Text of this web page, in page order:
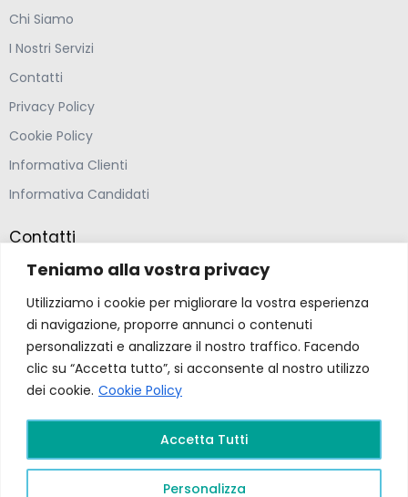
Teniamo alla vostra privacy
Utilizziamo i cookie per migliorare la vostra esperienza
di navigazione, proporre annunci o contenuti
personalizzati e analizzare il nostro traffico. Facendo
clic su “Accetta tutto”, si acconsente al nostro utilizzo
dei cookie. Cookie Policy
Personalizza
Accetta Tutti
Chi Siamo
I Nostri Servizi
Contatti
Privacy Policy
Cookie Policy
Informativa Clienti
Informativa Candidati
Contatti
Farmacia Ponte Ospedaletto S.N.C
Via della Solidarietà 2,
47020 Longiano, Forlì-Cesena
farmacia@ponteospedaletto.it
Farmacia Ponte Ospedaletto 2026. Tutti diritti
riservati a Farmacia Ponte Ospedaletto. Sito creato